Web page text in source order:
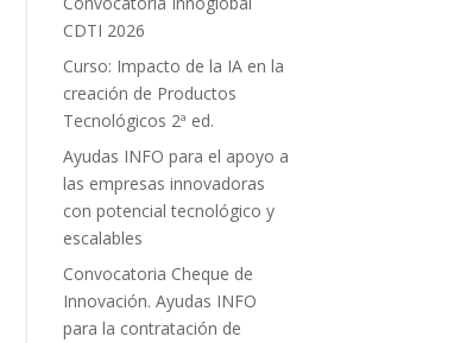
CDTI 2026
Curso: Impacto de la IA en la
creación de Productos
Tecnológicos 2ª ed.
Ayudas INFO para el apoyo a
las empresas innovadoras
con potencial tecnológico y
escalables
Convocatoria Cheque de
Innovación. Ayudas INFO
para la contratación de